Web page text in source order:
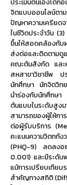
ประเมินตนเองได้ก่
จิตแบบออนไลน์ตา
ปัญหาความเครียดจ
ในชีวิตประจำวัน
ขึ้นให้สอดคล้องกับ
ส่งต่อและติดตามดู
คณะต้นสังกัด และ
สหสาขาวิชาชีพ ป
นักศึกษา นักจิตวิท
นำร่องกับนักศึกษ
ต้นแบบในระดับสูง
สามารถของผู้ให้ก
ต่อผู้รับบริการ
คะแนนความวิตกกั
(PHQ-9) ลดลงอ
0.001) และมีระดั
แม้การเปรียบเทียบ
สำคัญทางสถิติ